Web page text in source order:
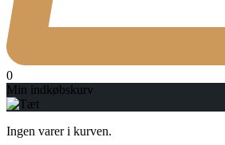
0
Min indkøbskurv
Ingen varer i kurven.